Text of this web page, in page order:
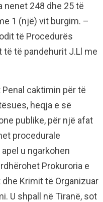
nenet 248 dhe 25 të
1 (një) vit burgim. –
të Procedurës
të pandehurit J.Ll me
caktimin për të
heqja e së
publike, për një afat
procedurale
u ngarkohen
Prokuroria e
Krimit të Organizuar
U shpall në Tiranë, sot